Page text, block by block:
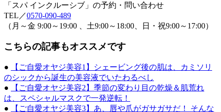
「スパ インクルーシブ」の予約・問い合わせ
TEL／0570-090-489
（月～金 9:00～19:00 、土9:00～18:00、日・祝9:00～17:00）
こちらの記事もオススメです
●
【ご自愛オヤジ美容1】シェービング後の肌は、カミソリ
のシックから誕生の美容液でいたわるべし
●
【ご自愛オヤジ美容2】季節の変わり目の乾燥＆肌荒れ
は、スペシャルマスクで一発逆転！
●
【ご自愛オヤジ美容3】あ、唇や爪がガサガサだ！ そんな